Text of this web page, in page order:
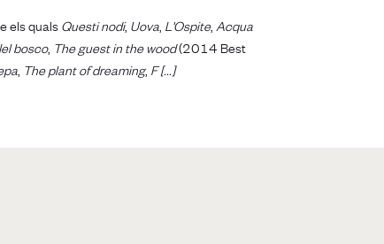
els qualsQuesti nodi, Uova L'Ospite, Acqua
bosco, The guest in the wood(2014 Best
The plant of dreaming, F [...]